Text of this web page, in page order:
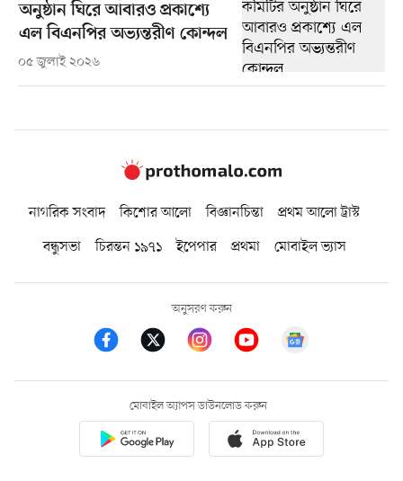
অনুষ্ঠান ঘিরে আবারও প্রকাশ্যে
এল বিএনপির অভ্যন্তরীণ কোন্দল
০৫ জুলাই ২০২৬
নাগরিক সংবাদ কিশোর আলো বিজ্ঞানচিন্তা
প্রথম আলো ট্রাস্ট
বন্ধুসভা
চিরন্তন ১৯৭১ ইপেপার প্রথমা মোবাইল ভ্যাস
অনুসরণ করুন
মোবাইল অ্যাপস ডাউনলোড করুন